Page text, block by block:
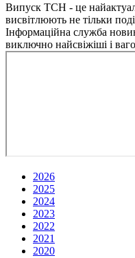
Випуск ТСН - це
висвітлюють не тільки
Інформаційна служба
виключно найсвіжіші і
2026
2025
2024
2023
2022
2021
2020